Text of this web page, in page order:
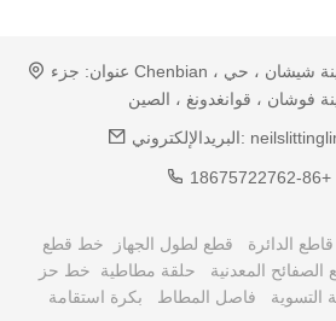
عنوان: جزء Chenbian ، الطريق الوطني 321 ، مدينة شيشان ، حي
فوشان ، قوانغدونغ ، الصين
البريدالإلكتروني:
+86-18675722762
قاطع الدائرة قطع لطول الجهاز
خط قطع
المعدنية حلقة مطاطية
خط حز
التسوية فاصل المطاط بكرة استقامة